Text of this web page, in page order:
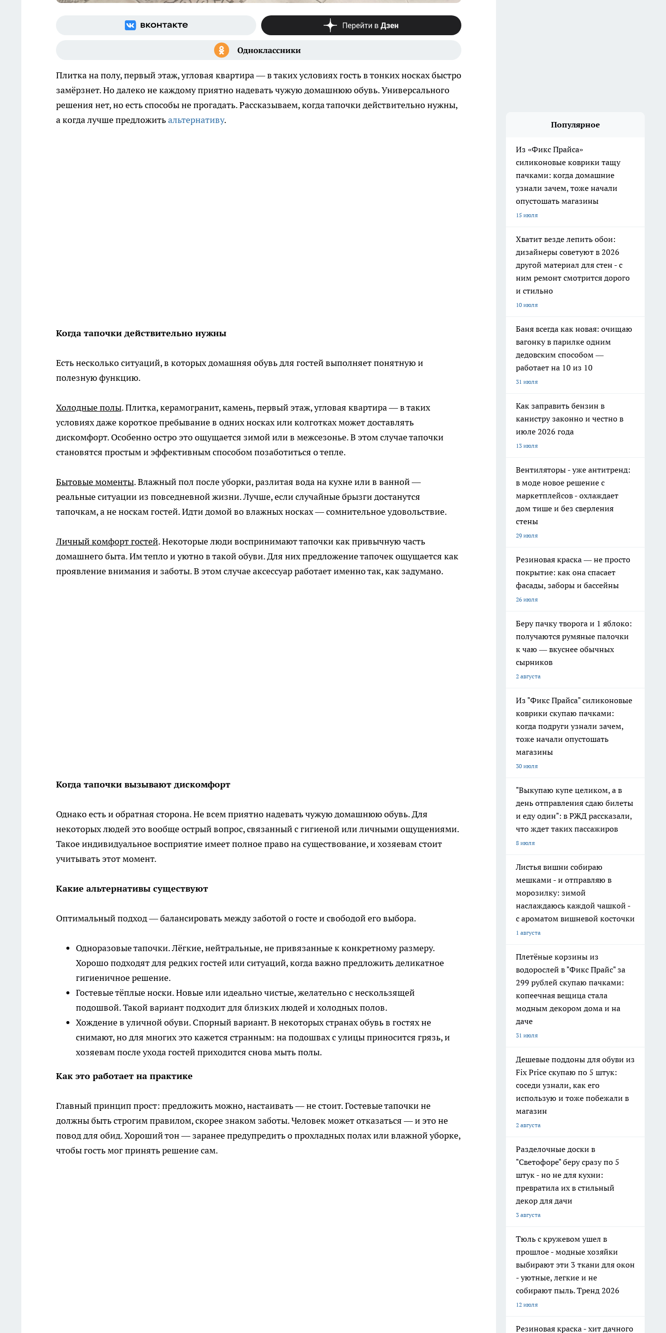
Плитка на полу, первый этаж, угловая квартира — в таких условиях гость в тонких носках быстро
замёрзнет. Но далеко не каждому приятно надевать чужую домашнюю обувь. Универсального
решения нет, но есть способы не прогадать. Рассказываем, когда тапочки действительно нужны,
а когда лучше предложитьальтернативу.
Когда тапочки действительно нужны
Есть несколько ситуаций, в которых домашняя обувь для гостей выполняет понятную и
полезную функцию.
Холодные полы. Плитка, керамогранит, камень, первый этаж, угловая квартира — в таких
условиях даже короткое пребывание в одних носках или колготках может доставлять
дискомфорт. Особенно остро это ощущается зимой или в межсезонье. В этом случае тапочки
становятся простым и эффективным способом позаботиться о тепле.
Бытовые моменты. Влажный пол после уборки, разлитая вода на кухне или в ванной —
реальные ситуации из повседневной жизни. Лучше, если случайные брызги достанутся
тапочкам, а не носкам гостей. Идти домой во влажных носках — сомнительное удовольствие.
Личный комфорт гостей. Некоторые люди воспринимают тапочки как привычную часть
домашнего быта. Им тепло и уютно в такой обуви. Для них предложение тапочек ощущается как
проявление внимания и заботы. В этом случае аксессуар работает именно так, как задумано.
Когда тапочки вызывают дискомфорт
Однако есть и обратная сторона. Не всем приятно надевать чужую домашнюю обувь. Для
некоторых людей это вообще острый вопрос, связанный с гигиеной или личными ощущениями.
Такое индивидуальное восприятие имеет полное право на существование, и хозяевам стоит
учитывать этот момент.
Какие альтернативы существуют
Оптимальный подход — балансировать между заботой о госте и свободой его выбора.
Одноразовые тапочки. Лёгкие, нейтральные, не привязанные к конкретному размеру.
Хорошо подходят для редких гостей или ситуаций, когда важно предложить деликатное
гигиеничное решение.
Гостевые тёплые носки. Новые или идеально чистые, желательно с нескользящей
подошвой. Такой вариант подходит для близких людей и холодных полов.
Хождение в уличной обуви. Спорный вариант. В некоторых странах обувь в гостях не
снимают, но для многих это кажется странным: на подошвах с улицы приносится грязь, и
хозяевам после ухода гостей приходится снова мыть полы.
Как это работает на практике
Главный принцип прост: предложить можно, настаивать — не стоит. Гостевые тапочки не
должны быть строгим правилом, скорее знаком заботы. Человек может отказаться — и это не
повод для обид. Хороший тон — заранее предупредить о прохладных полах или влажной уборке,
чтобы гость мог принять решение сам.
Популярное
Из «Фикс Прайса»
силиконовые коврики тащу
пачками: когда домашние
узнали зачем, тоже начали
опустошать магазины
15 июля
Хватит везде лепить обои:
дизайнеры советуют в 2026
другой материал для стен - с
ним ремонт смотрится дорого
и стильно
10 июля
Баня всегда как новая: очищаю
вагонку в парилке одним
дедовским способом —
работает на 10 из 10
31 июля
Как заправить бензин в
канистру законно и честно в
июле 2026 года
13 июля
Вентиляторы - уже антитренд:
в моде новое решение с
маркетплейсов - охлаждает
дом тише и без сверления
стены
29 июля
Резиновая краска — не просто
покрытие: как она спасает
фасады, заборы и бассейны
26 июля
Беру пачку творога и 1 яблоко:
получаются румяные палочки
к чаю — вкуснее обычных
сырников
2 августа
Из "Фикс Прайса" силиконовые
коврики скупаю пачками:
когда подруги узнали зачем,
тоже начали опустошать
магазины
30 июля
"Выкупаю купе целиком, а в
день отправления сдаю билеты
и еду один": в РЖД рассказали,
что ждет таких пассажиров
8 июля
Листья вишни собираю
мешками - и отправляю в
морозилку: зимой
наслаждаюсь каждой чашкой -
с ароматом вишневой косточки
1 августа
Плетёные корзины из
водорослей в "Фикс Прайс" за
299 рублей скупаю пачками:
копеечная вещица стала
модным декором дома и на
даче
31 июля
Дешевые поддоны для обуви из
Fix Price скупаю по 5 штук:
соседи узнали, как его
использую и тоже побежали в
магазин
2 августа
Разделочные доски в
"Светофоре" беру сразу по 5
штук - но не для кухни:
превратила их в стильный
декор для дачи
3 августа
Тюль с кружевом ушел в
прошлое - модные хозяйки
выбирают эти 3 ткани для окон
- уютные, легкие и не
собирают пыль. Тренд 2026
12 июля
Резиновая краска - хит дачного